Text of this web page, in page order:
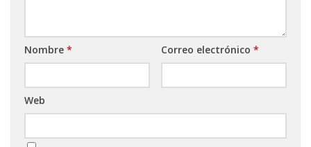
Nombre * Correo electrónico *
Web